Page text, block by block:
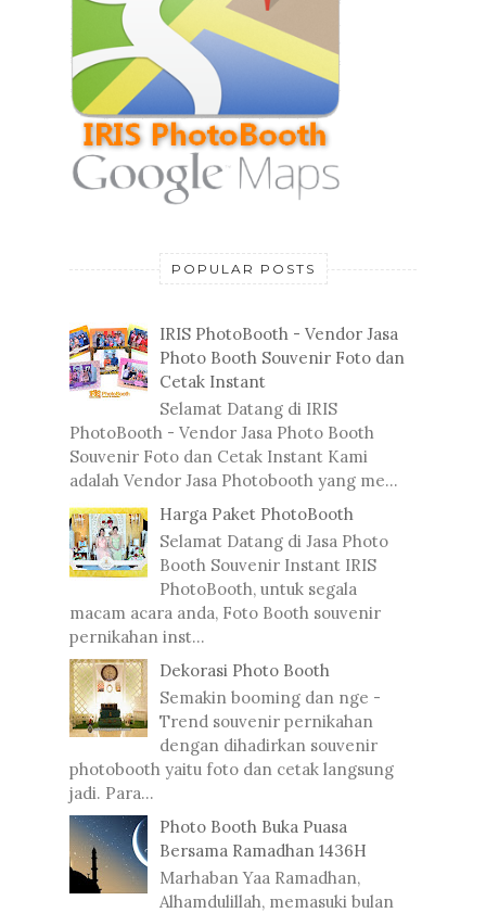
POPULAR POSTS
IRIS PhotoBooth - Vendor Jasa
Photo Booth Souvenir Foto dan
Cetak Instant
Selamat Datang di IRIS
PhotoBooth - Vendor Jasa Photo Booth
Souvenir Foto dan Cetak Instant Kami
adalah Vendor Jasa Photobooth yang me...
Harga Paket PhotoBooth
Selamat Datang di Jasa Photo
Booth Souvenir Instant IRIS
PhotoBooth, untuk segala
macam acara anda, Foto Booth souvenir
pernikahan inst...
Dekorasi Photo Booth
Semakin booming dan nge -
Trend souvenir pernikahan
dengan dihadirkan souvenir
photobooth yaitu foto dan cetak langsung
jadi. Para...
Photo Booth Buka Puasa
Bersama Ramadhan 1436H
Marhaban Yaa Ramadhan,
Alhamdulillah, memasuki bulan